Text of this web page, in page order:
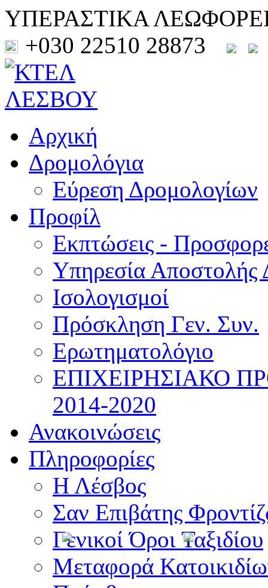
ΥΠΕΡΑΣΤΙΚΑ
+030 22510 28873
Αρχική
Δρομολόγια
Εύρεση Δρομολογίων
Προφίλ
Εκπτώσεις -
Υπηρεσία Αποστολής
Ισολογισμοί
Πρόσκληση Γεν. Συν.
Ερωτηματολόγιο
ΕΠΙΧΕΙΡΗΣΙΑΚΟ
2014-2020
Ανακοινώσεις
Πληροφορίες
Η Λέσβος
Σαν Επιβάτης
Γενικοί Όροι Ταξιδίου
Μεταφορά